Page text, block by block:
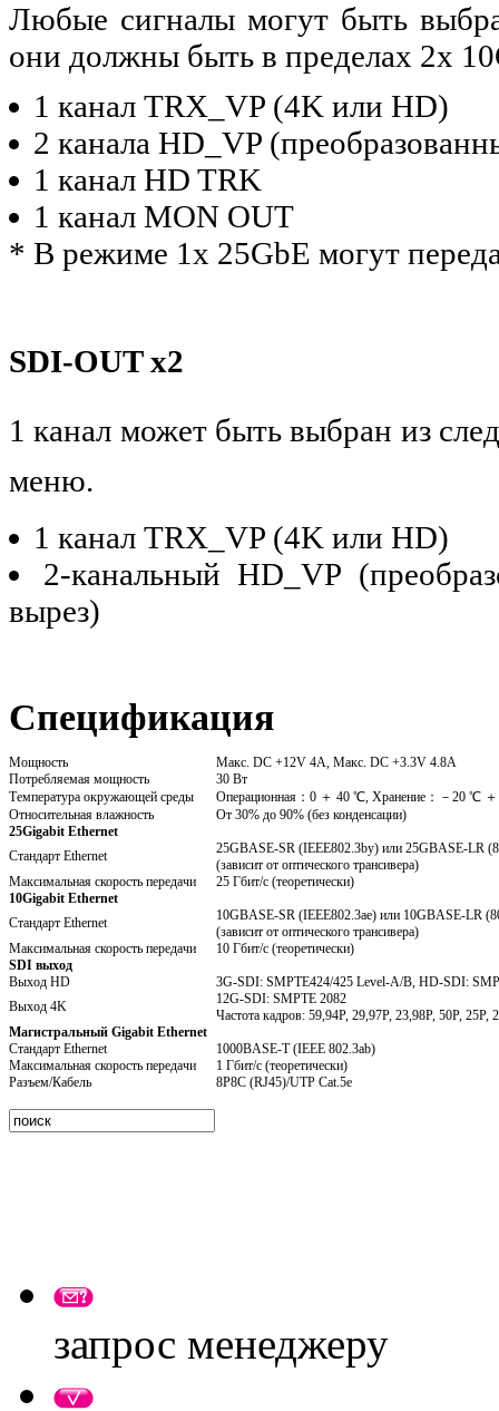
Любые сигналы могут быть
они должны быть в пределах 2x
1 канал TRX_VP (4K или HD)
2 канала HD_VP
1 канал HD TRK
1 канал MON OUT
* В режиме 1x 25GbE могут
SDI-OUT x2
1 канал может быть выбран из
меню.
1 канал TRX_VP (4K или HD)
2-канальный HD_VP
вырез)
Спецификация
Мощность
Макс. DC +12V 4A, Макс. DC +3.3V 4.8A
Потребляемая мощность
30 Вт
Температура окружающей среды
Операционная：0 ＋ 40 ℃, Хранение：－20 ℃
Относительная влажность
От 30% до 90% (без конденсации)
25Gigabit Ethernet
Стандарт Ethernet
25GBASE-SR (IEEE802.3by) или 25GBASE-LR
(зависит от оптического трансивера)
Максимальная скорость передачи
25 Гбит/с (теоретически)
10Gigabit Ethernet
Стандарт Ethernet
10GBASE-SR (IEEE802.3ae) или 10GBASE-LR
(зависит от оптического трансивера)
Максимальная скорость передачи
10 Гбит/с (теоретически)
SDI выход
Выход HD
3G-SDI: SMPTE424/425 Level-A/B, HD-SDI:
Выход 4K
12G-SDI: SMPTE 2082
Частота кадров: 59,94P, 29,97P, 23,98P, 50P, 25P,
Магистральный Gigabit Ethernet
Стандарт Ethernet
1000BASE-T (IEEE 802.3ab)
Максимальная скорость передачи
1 Гбит/с (теоретически)
Разъем/Кабель
8P8C (RJ45)/UTP Cat.5e
запрос менеджеру